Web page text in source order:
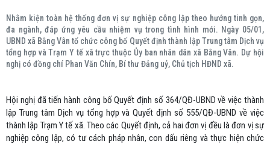
Nhằm kiện toàn hệ thống đơn vị sự nghiệp công lập theo hướng tinh gọn,
đa ngành, đáp ứng yêu cầu nhiệm vụ trong tình hình mới. Ngày 05/01,
UBND xã Bằng Vân tổ chức công bố Quyết định thành lập Trung tâm Dịch vụ
tổng hợp và Trạm Y tế xã trực thuộc Ủy ban nhân dân xã Bằng Vân. Dự hội
nghị có đồng chí Phan Văn Chín, Bí thư Đảng uỷ, Chủ tịch HĐND xã.
Hội nghị đã tiến hành công bố Quyết định số 364/QĐ-UBND về việc thành
lập Trung tâm Dịch vụ tổng hợp và Quyết định số 555/QĐ-UBND về việc
thành lập Trạm Y tế xã. Theo các Quyết định, cả hai đơn vị đều là đơn vị sự
nghiệp công lập, có tư cách pháp nhân, con dấu riêng và thực hiện chức